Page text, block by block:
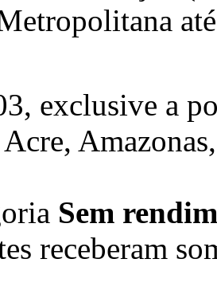
exclusive a
Sem
receberam